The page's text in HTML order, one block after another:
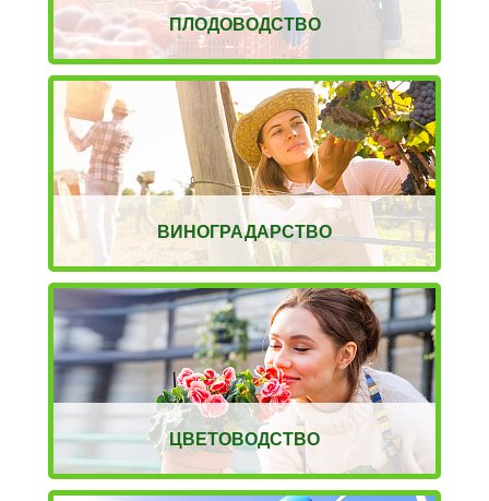
ПЛОДОВОДСТВО
ВИНОГРАДАРСТВО
ЦВЕТОВОДСТВО